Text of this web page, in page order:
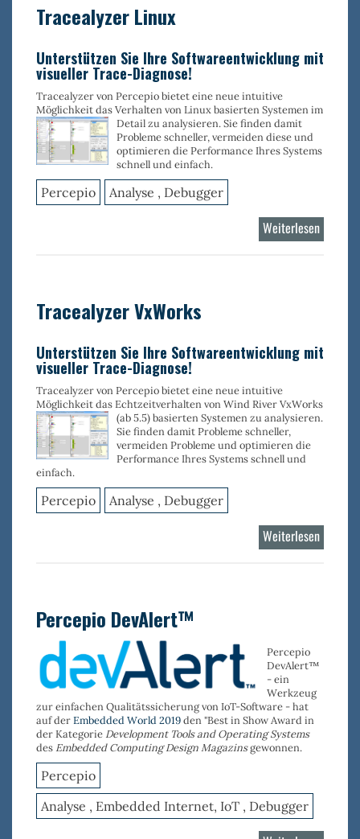
Tracealyzer Linux
Unterstützen Sie Ihre Softwareentwicklung mit
visueller Trace-Diagnose!
Tracealyzer von Percepio bietet eine neue intuitive
Möglichkeit das Verhalten von Linux basierten Systemen im
Detail zu analysieren. Sie finden damit
Probleme schneller, vermeiden diese und
optimieren die Performance Ihres Systems
schnell und einfach.
Percepio Analyse , Debugger
Weiterlesen
Tracealyzer VxWorks
Unterstützen Sie Ihre Softwareentwicklung mit
visueller Trace-Diagnose!
Tracealyzer von Percepio bietet eine neue intuitive
Möglichkeit das Echtzeitverhalten von Wind River VxWorks
(ab 5.5) basierten Systemen zu analysieren.
Sie finden damit Probleme schneller,
vermeiden Probleme und optimieren die
Performance Ihres Systems schnell und
einfach.
Percepio Analyse , Debugger
Weiterlesen
Percepio DevAlert™
Percepio
DevAlert™
- ein
Werkzeug
zur einfachen Qualitätssicherung von IoT-Software - hat
auf derEmbedded World 2019den "Best in Show Award in
der Kategorie Development Tools and Operating Systems
des Embedded Computing Design Magazinsgewonnen.
Percepio
Analyse , Embedded Internet, IoT , Debugger